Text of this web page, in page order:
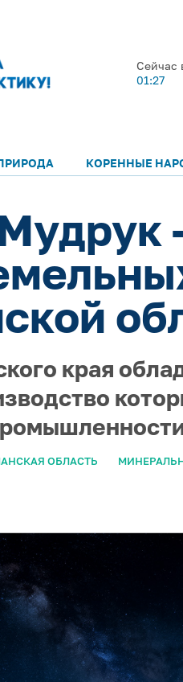
Сейчас
01:27
КОРЕННЫЕ
края
ОБЛАСТЬ